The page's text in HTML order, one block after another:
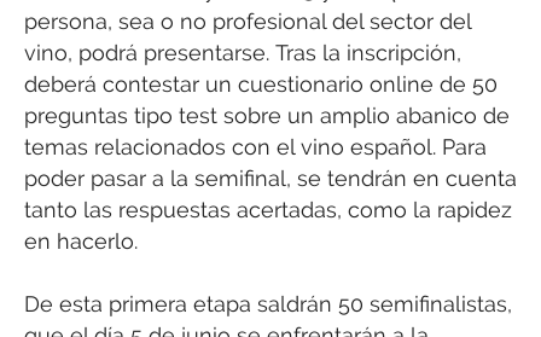
persona, sea o no profesional del sector del
vino, podrá presentarse. Tras la inscripción,
deberá contestar un cuestionario online de 50
preguntas tipo test sobre un amplio abanico de
temas relacionados con el vino español. Para
poder pasar a la semifinal, se tendrán en cuenta
tanto las respuestas acertadas, como la rapidez
en hacerlo.
De esta primera etapa saldrán 50 semifinalistas,